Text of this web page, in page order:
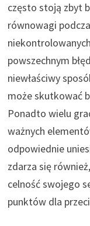
często stoją zbyt
równowagi
powszechnym
niewłaściwy
może skutkować
Ponadto wielu
ważnych
odpowiednie
zdarza się
celność swojego
punktów dla